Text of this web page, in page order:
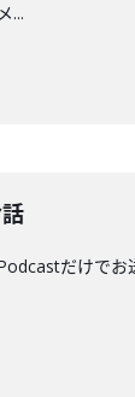
...
だけで